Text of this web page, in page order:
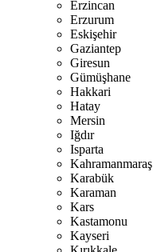
Erzincan
Erzurum
Eskişehir
Gaziantep
Giresun
Gümüşhane
Hakkari
Hatay
Mersin
Iğdır
Isparta
Kahramanmaraş
Karabük
Karaman
Kars
Kastamonu
Kayseri